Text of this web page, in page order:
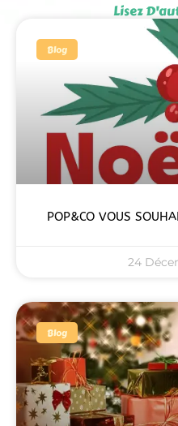
Lisez
Blog
POP&CO VOUS
24
Blog